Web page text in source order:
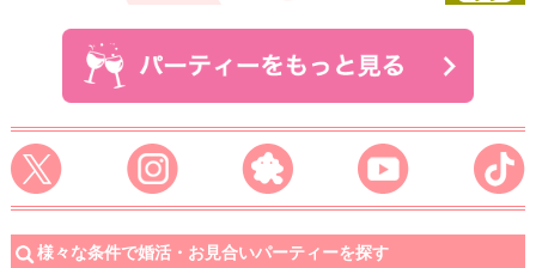
様々な条件で婚活・お見合いパーティーを探す